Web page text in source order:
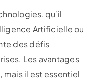
qu’il
Artificielle ou
des défis
Les avantages
il est essentiel